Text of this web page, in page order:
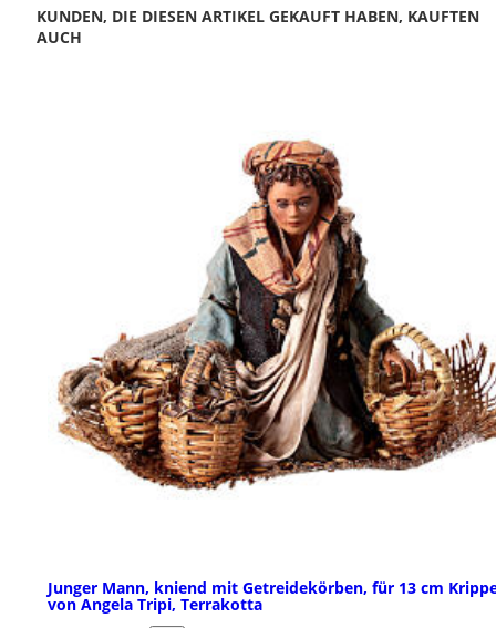
KUNDEN, DIE DIESEN ARTIKEL GEKAUFT HABEN, KAUFTEN
AUCH
Junger Mann, kniend mit Getreidekörben, für 13 cm
von Angela Tripi, Terrakotta